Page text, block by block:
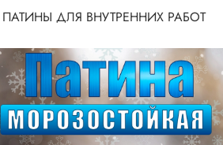
ПАТИНЫ ДЛЯ ВНУТРЕННИХ РАБОТ